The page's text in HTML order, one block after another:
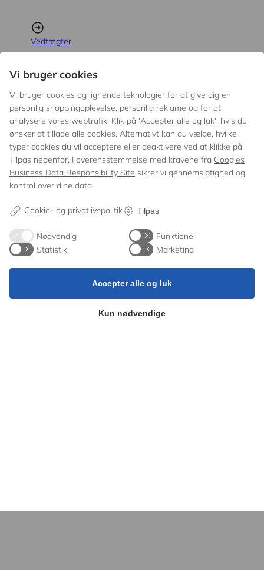
Vedtægter
Persondatalov
Anti-mobbe-politik
Strategi for digitale medier
Trivselsundersøgelse
Selvevaluering
Vi bruger cookies
Vi bruger cookies og lignende teknologier for at give dig en
personlig shoppingoplevelse, personlig reklame og for at
analysere vores webtrafik. Klik på 'Accepter alle og luk', hvis du
ønsker at tillade alle cookies. Alternativt kan du vælge, hvilke
typer cookies du vil acceptere eller deaktivere ved at klikke på
Tilpas nedenfor. I overensstemmelse med kravene fra Googles
Business Data Responsibility Site sikrer vi gennemsigtighed og
kontrol over dine data.
Cookie- og privatlivspolitik Tilpas
Nødvendig
Funktionel
Statistik
Marketing
Kun nødvendige
Accepter alle og luk